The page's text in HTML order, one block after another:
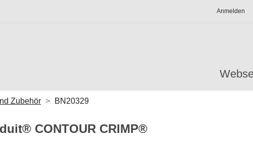
Anmelden
Zubehör BN20329
CONTOUR CRIMP®